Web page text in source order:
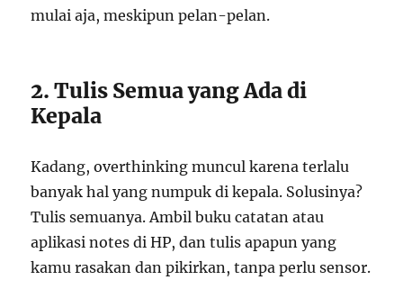
mulai aja, meskipun pelan-pelan.
2. Tulis Semua yang Ada di
Kepala
Kadang, overthinking muncul karena terlalu
banyak hal yang numpuk di kepala. Solusinya?
Tulis semuanya. Ambil buku catatan atau
aplikasi notes di HP, dan tulis apapun yang
kamu rasakan dan pikirkan, tanpa perlu sensor.